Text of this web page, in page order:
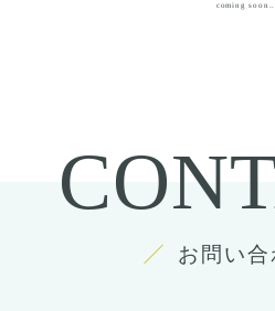
coming soon...
お問い合